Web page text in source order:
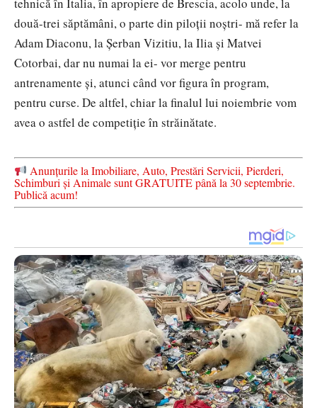
tehnică în Italia, în apropiere de Brescia, acolo unde, la
două-trei săptămâni, o parte din piloții noștri- mă refer la
Adam Diaconu, la Șerban Vizitiu, la Ilia și Matvei
Cotorbai, dar nu numai la ei- vor merge pentru
antrenamente și, atunci când vor figura în program,
pentru curse. De altfel, chiar la finalul lui noiembrie vom
avea o astfel de competiție în străinătate.
Anunțurile la Imobiliare, Auto, Prestări Servicii, Pierderi,
Schimburi și Animale sunt GRATUITE până la 30 septembrie.
Publică acum!